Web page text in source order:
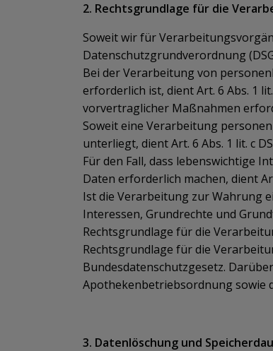
2. Rechtsgrundlage für die
Soweit wir für
Datenschutzgrundverordnung
Bei der Verarbeitung von
erforderlich ist, dient Art. 6 Abs. 1
vorvertraglicher Maßnahmen
Soweit eine Verarbeitung
unterliegt, dient Art. 6 Abs. 1 lit. c
Für den Fall, dass lebenswichtige
Daten erforderlich machen, dient
Ist die Verarbeitung zur Wahrung
Interessen, Grundrechte und
Rechtsgrundlage für die
Rechtsgrundlage für die
Bundesdatenschutzgesetz.
Apothekenbetriebsordnung sowie
3. Datenlöschung und